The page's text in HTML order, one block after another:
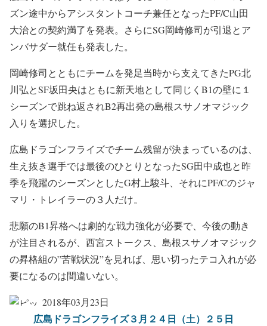
ズン途中からアシスタントコーチ兼任となったPF/C山田
大治との契約満了を発表。さらにSG岡崎修司が引退とア
ンバサダー就任も発表した。
岡崎修司とともにチームを発足当時から支えてきたPG北
川弘とSF坂田央はともに新天地として同じくB1の壁に１
シーズンで跳ね返されB2再出発の島根スサノオマジック
入りを選択した。
広島ドラゴンフライズでチーム残留が決まっているのは、
生え抜き選手では最後のひとりとなったSG田中成也と昨
季を飛躍のシーズンとしたG村上駿斗、それにPF/Cのジャ
マリ・トレイラーの３人だけ。
悲願のB1昇格へは劇的な戦力強化が必要で、今後の動き
が注目されるが、西宮ストークス、島根スサノオマジック
の昇格組の”苦戦状況”を見れば、思い切ったテコ入れが必
要になるのは間違いない。
2018年03月23日
広島ドラゴンフライズ３月２４日（土）２５日